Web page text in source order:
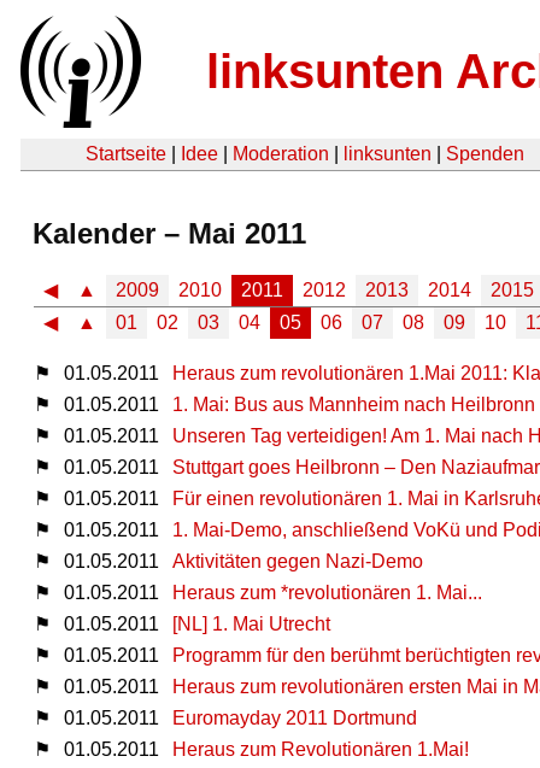
linksunten
Startseite Idee Moderation linksunten Spenden
Kalender – Mai 2011
◀ ▲ 2009 2010 2011 2012 2013 2014
2015
◀
▲ 01 02 03 04 05 06 07 08 09 10
⚑ 01.05.2011
Heraus zum revolutionären 1.Mai 2011:
⚑
01.05.2011
1. Mai: Bus aus Mannheim nach Heilbronn
⚑
01.05.2011
Unseren Tag verteidigen! Am 1. Mai nach
⚑
01.05.2011
Stuttgart goes Heilbronn – Den
⚑
01.05.2011
Für einen revolutionären 1. Mai in
⚑
01.05.2011
1. Mai-Demo, anschließend VoKü und
⚑
01.05.2011
Aktivitäten gegen Nazi-Demo
⚑
01.05.2011
Heraus zum *revolutionären 1. Mai...
⚑
01.05.2011
[NL] 1. Mai Utrecht
⚑
01.05.2011
Programm für den berühmt berüchtigten
⚑
01.05.2011
Heraus zum revolutionären ersten Mai in
⚑
01.05.2011
Euromayday 2011 Dortmund
⚑
01.05.2011
Heraus zum Revolutionären 1.Mai!